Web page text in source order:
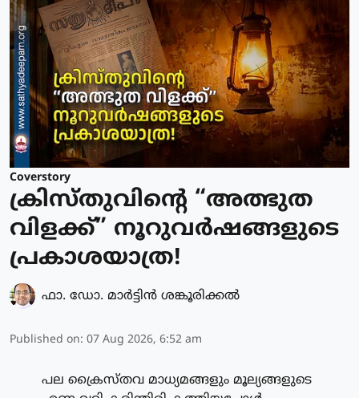
Coverstory
ക്രിസ്തുവിന്റെ “അത്ഭുത
വിളക്ക്” നൂറുവർഷങ്ങളുടെ
പ്രകാശയാത്ര!
ഫാ. ഡോ. മാര്‍ട്ടിന്‍ ശങ്കൂരിക്കല്‍
Published on: 07 Aug 2026, 6:52 am
പല ക്രൈസ്തവ മാധ്യമങ്ങളും മൂല്യങ്ങളുടെ